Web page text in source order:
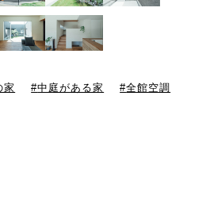
家 中庭がある家 全館空調